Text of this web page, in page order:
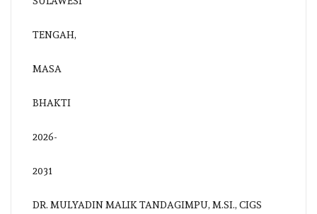
DR. MULYADIN MALIK TANDAGIMPU, M.SI., CIGS